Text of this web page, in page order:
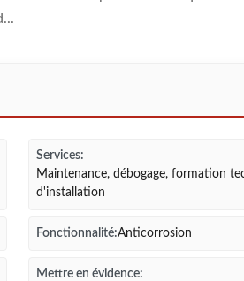
Services:
Maintenance, débogage, formation
d'installation
Fonctionnalité:Anticorrosion
Mettre en évidence: